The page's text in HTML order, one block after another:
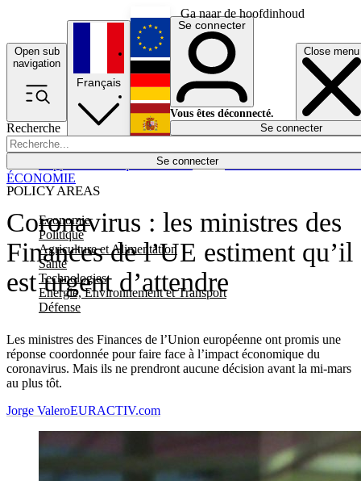
Ga naar de hoofdinhoud
Open sub
navigation
Close menu
Recherche
Se connecter
POLICY AREAS
Economie
Politique
Agriculture et Alimentation
Santé
Technologies
Energie, Environnement et Transport
Défense
Économie
Français
English
Deutsch
Español
Se connecter
Vous êtes déconnecté.
Se connecter
Coronavirus : les ministres des
Finances de l’UE estiment qu’il
est urgent d’attendre
Les ministres des Finances de l’Union européenne ont promis une
réponse coordonnée pour faire face à l’impact économique du
coronavirus. Mais ils ne prendront aucune décision avant la mi-mars
au plus tôt.
ÉCONOMIE
Jorge ValeroEURACTIV.com